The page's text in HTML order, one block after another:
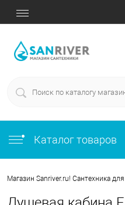
Каталог товаров
Магазин Sanriver.ru! Сантехника